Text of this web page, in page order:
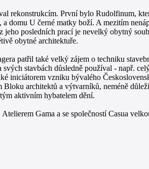
rekonstrukcím. První bylo Rudolfinum,
a domu U černé matky boží. A mezitím
jeho posledních prací je nevelký obytný
obytné architektuře.
patřil také velký zájem o techniku
stavbách důsledně používal - např.
iniciátorem vzniku bývalého
architektů a výtvarníků, neméně
aktivním hybatelem dění.
Gama a se společností Casua